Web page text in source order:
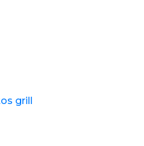
grill